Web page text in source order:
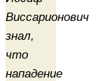
Виссарионович
знал,
что
нападение